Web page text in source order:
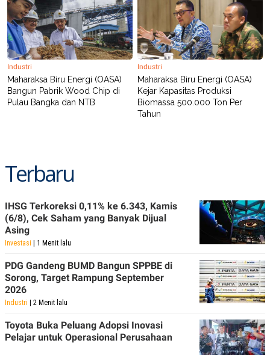
Industri
Maharaksa Biru Energi (OASA)
Bangun Pabrik Wood Chip di
Pulau Bangka dan NTB
Industri
Maharaksa Biru Energi (OASA)
Kejar Kapasitas Produksi
Biomassa 500.000 Ton Per
Tahun
Terbaru
IHSG Terkoreksi 0,11% ke 6.343, Kamis
(6/8), Cek Saham yang Banyak Dijual
Asing
Investasi | 1 Menit lalu
PDG Gandeng BUMD Bangun SPPBE di
Sorong, Target Rampung September
2026
Industri | 2 Menit lalu
Toyota Buka Peluang Adopsi Inovasi
Pelajar untuk Operasional Perusahaan